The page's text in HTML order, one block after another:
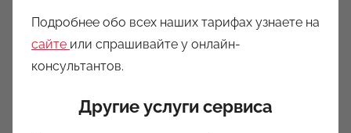
Подробнее обо всех наших тарифах узнаете на
сайте или спрашивайте у онлайн-
консультантов.
Другие услуги сервиса